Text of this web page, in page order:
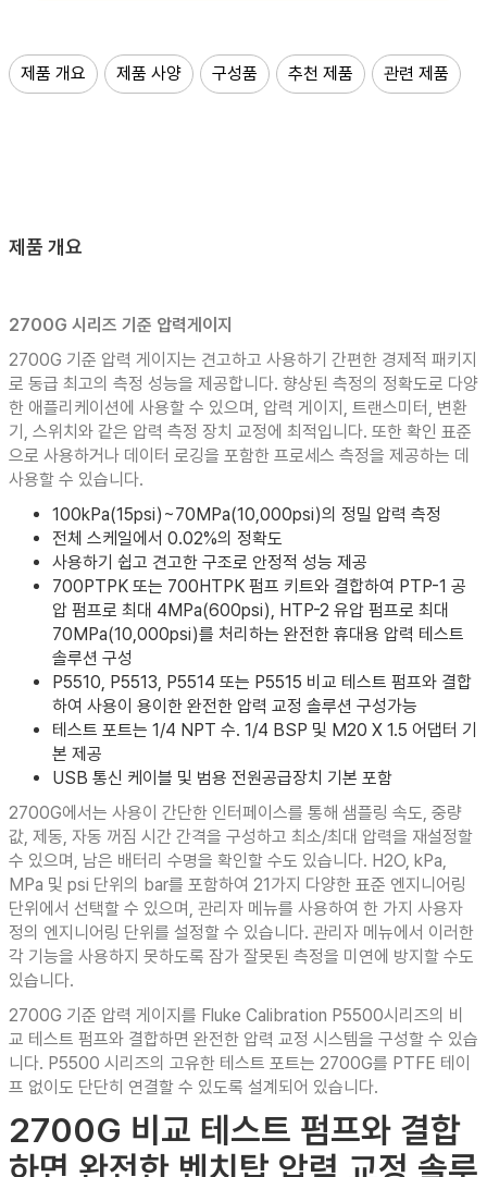
제품 개요 제품 사양 구성품 추천 제품 관련 제품
제품 개요
2700G 시리즈 기준 압력게이지
2700G 기준 압력 게이지는 견고하고 사용하기 간편한 경제적 패키지
로 동급 최고의 측정 성능을 제공합니다. 향상된 측정의 정확도로 다양
한 애플리케이션에 사용할 수 있으며, 압력 게이지, 트랜스미터, 변환
기, 스위치와 같은 압력 측정 장치 교정에 최적입니다. 또한 확인 표준
으로 사용하거나 데이터 로깅을 포함한 프로세스 측정을 제공하는 데
사용할 수 있습니다.
100kPa(15psi)~70MPa(10,000psi)의 정밀 압력 측정
전체 스케일에서 0.02%의 정확도
사용하기 쉽고 견고한 구조로 안정적 성능 제공
700PTPK 또는 700HTPK 펌프 키트와 결합하여 PTP-1 공
압 펌프로 최대 4MPa(600psi), HTP-2 유압 펌프로 최대
70MPa(10,000psi)를 처리하는 완전한 휴대용 압력 테스트
솔루션 구성
P5510, P5513, P5514 또는 P5515 비교 테스트 펌프와 결합
하여 사용이 용이한 완전한 압력 교정 솔루션 구성가능
테스트 포트는 1/4 NPT 수. 1/4 BSP 및 M20 X 1.5 어댑터 기
본 제공
USB 통신 케이블 및 범용 전원공급장치 기본 포함
2700G에서는 사용이 간단한 인터페이스를 통해 샘플링 속도, 중량
값, 제동, 자동 꺼짐 시간 간격을 구성하고 최소/최대 압력을 재설정할
수 있으며, 남은 배터리 수명을 확인할 수도 있습니다. H2O, kPa,
MPa 및 psi 단위의 bar를 포함하여 21가지 다양한 표준 엔지니어링
단위에서 선택할 수 있으며, 관리자 메뉴를 사용하여 한 가지 사용자
정의 엔지니어링 단위를 설정할 수 있습니다. 관리자 메뉴에서 이러한
각 기능을 사용하지 못하도록 잠가 잘못된 측정을 미연에 방지할 수도
있습니다.
2700G 기준 압력 게이지를 Fluke Calibration P5500시리즈의 비
교 테스트 펌프와 결합하면 완전한 압력 교정 시스템을 구성할 수 있습
니다. P5500 시리즈의 고유한 테스트 포트는 2700G를 PTFE 테이
프 없이도 단단히 연결할 수 있도록 설계되어 있습니다.
2700G 비교 테스트 펌프와 결합